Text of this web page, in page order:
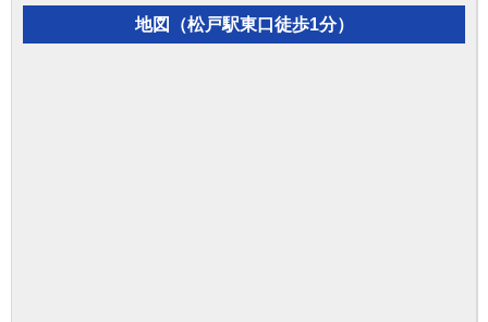
地図（松戸駅東口徒歩1分）